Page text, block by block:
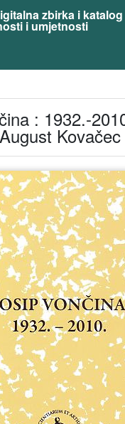
zbirka i
i umjetnosti
: 1932.-
August Kovačec